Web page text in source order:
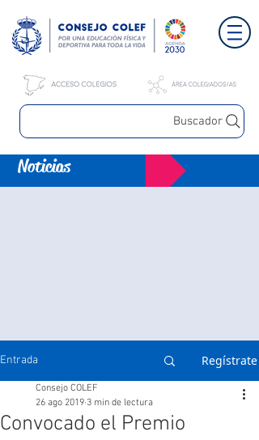
Buscador
Noticias
Entrada Regístrate
Convocado el Premio
Consejo COLEF
26 ago 2019 3 min de lectura